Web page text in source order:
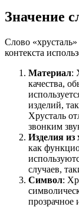
Значение
Слово
контекста
Материал:
качества,
изделий,
Хрусталь
звонким
Изделия из
как
случаев,
Символ:
прозрачное